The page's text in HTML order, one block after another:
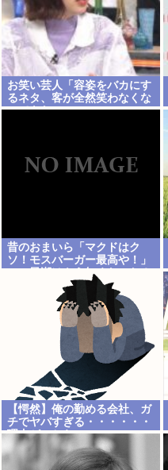
お笑い芸人「容姿をバカにす
るネタ、客が全然笑わなくな
ってきた」
昔のおまいら「マクドはク
ソ！モスバーガー最高や！」
この風潮はもう無くなった？
【愕然】俺の勤める会社、ガ
チでヤバすぎる・・・・・・
理由がこちら・・・・・・